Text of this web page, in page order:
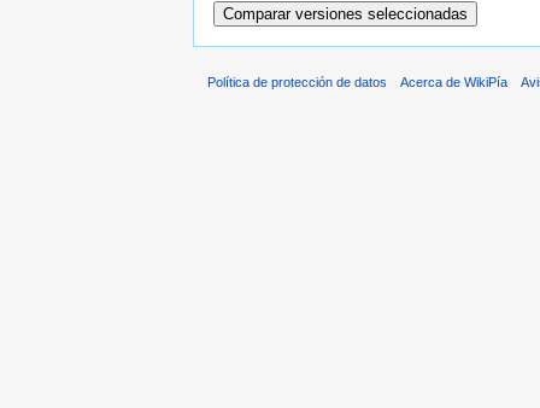
Política de protección de datos Acerca de WikiPía